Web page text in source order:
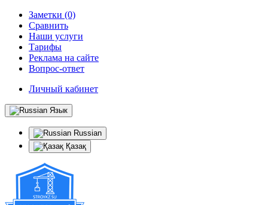
Заметки (0)
Сравнить
Наши услуги
Тарифы
Реклама на сайте
Вопрос-ответ
Личный кабинет
Язык
Russian
Қазақ